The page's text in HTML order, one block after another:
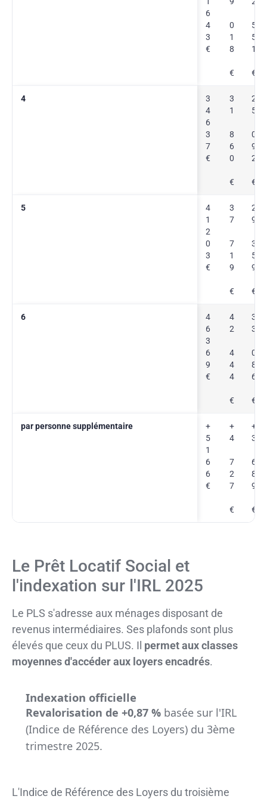
6
4
3
€
0
1
8
€
5
5
1
€
4
3
4
6
3
7
€
3
1
8
6
0
€
2
5
0
9
2
€
5
4
1
2
0
3
€
3
7
7
1
9
€
2
9
3
5
9
€
6
4
6
3
6
9
€
4
2
4
4
4
€
3
3
0
8
6
€
par personne supplémentaire
+
5
1
6
6
€
+
4
7
2
7
€
+
3
6
8
9
€
Le Prêt Locatif Social et
l'indexation sur l'IRL 2025
Le PLS s'adresse aux ménages disposant de
revenus intermédiaires. Ses plafonds sont plus
élevés que ceux du PLUS. Il permet aux classes
moyennes d'accéder aux loyers encadrés.
Indexation officielle
Revalorisation de +0,87 %basée sur l'IRL
(Indice de Référence des Loyers) du 3ème
trimestre 2025.
L'Indice de Référence des Loyers du troisième